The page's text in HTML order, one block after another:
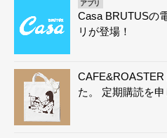
アプリ
Casa BRUTUSの
リが登場！
た。 定期購読を